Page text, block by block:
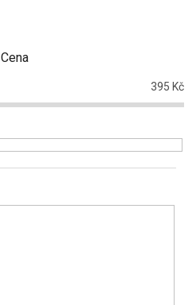
Cena
395 Kč